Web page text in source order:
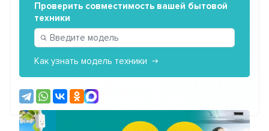
Проверить совместимость вашей бытовой
техники
Как узнать модель техники